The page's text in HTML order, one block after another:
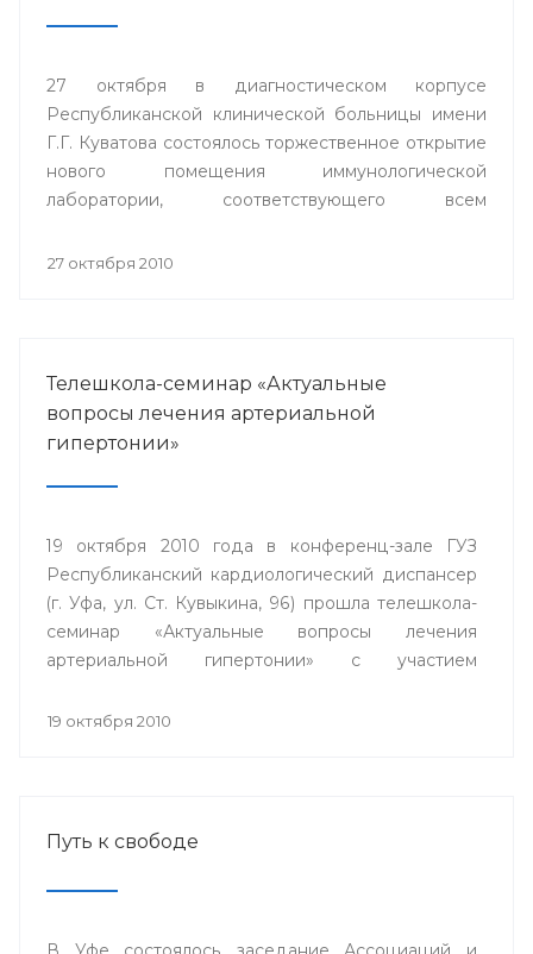
27 октября в диагностическом корпусе
Республиканской клинической больницы имени
Г.Г. Куватова состоялось торжественное открытие
нового помещения иммунологической
лаборатории, соответствующего всем
27 октября 2010
Телешкола-семинар «Актуальные
вопросы лечения артериальной
гипертонии»
19 октября 2010 года в конференц-зале ГУЗ
Республиканский кардиологический диспансер
(г. Уфа, ул. Ст. Кувыкина, 96) прошла телешкола-
семинар «Актуальные вопросы лечения
артериальной гипертонии» с участием
Стерлитамак, Дюртюли.
19 октября 2010
Путь к свободе